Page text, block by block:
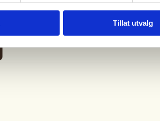
Tillat utvalg